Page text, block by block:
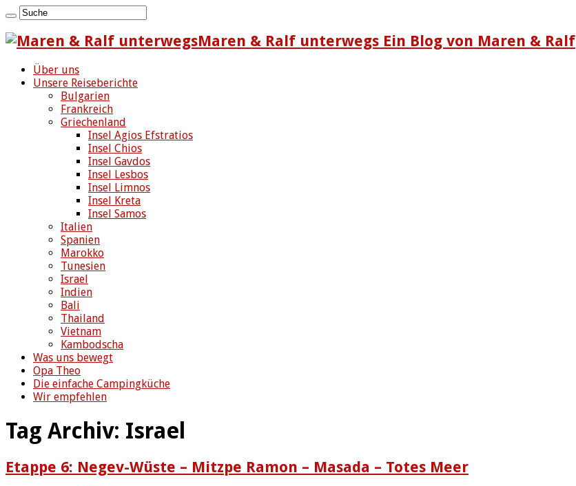
Maren & Ralf unterwegs Ein Blog von Maren & Ralf
Über uns
Unsere Reiseberichte
Bulgarien
Frankreich
Griechenland
Insel Agios Efstratios
Insel Chios
Insel Gavdos
Insel Lesbos
Insel Limnos
Insel Kreta
Insel Samos
Italien
Spanien
Marokko
Tunesien
Israel
Indien
Bali
Thailand
Vietnam
Kambodscha
Was uns bewegt
Opa Theo
Die einfache Campingküche
Wir empfehlen
Tag Archiv: Israel
Etappe 6: Negev-Wüste – Mitzpe Ramon – Masada – Totes Meer